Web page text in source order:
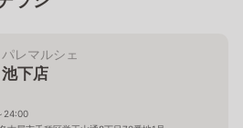
パレマルシェ
池下店
24:00